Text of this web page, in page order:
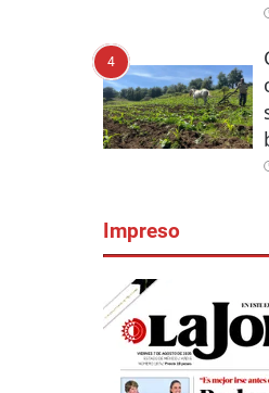
4
Impreso